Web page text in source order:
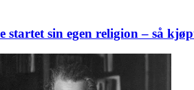
startet sin egen religion – så